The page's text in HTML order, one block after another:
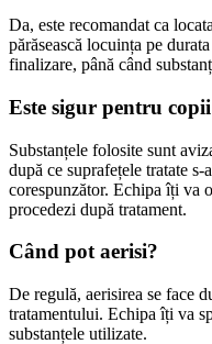
Da, este recomandat ca
părăsească locuința pe
finalizare, până când
Este sigur pentru
Substanțele folosite sunt
după ce suprafețele tratate
corespunzător. Echipa îți va
procedezi după tratament.
Când pot aerisi?
De regulă, aerisirea se face
tratamentului. Echipa îți va
substanțele utilizate.